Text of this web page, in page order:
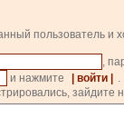
пользователь и
,
и нажмите
| войти |
.
зайдите